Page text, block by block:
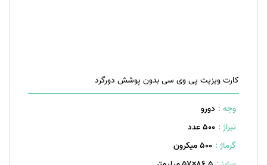
کارت ویزیت پی وی سی بدون پوشش دورگرد
وجه : دورو
تیراژ : 500 عدد
گرماژ : ۵۰۰ میکرون